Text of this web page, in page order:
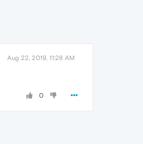
Aug 22, 2019, 11:28 AM
0